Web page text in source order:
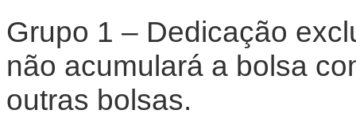
Grupo 1 – Dedicação
não acumulará a bolsa
outras bolsas.